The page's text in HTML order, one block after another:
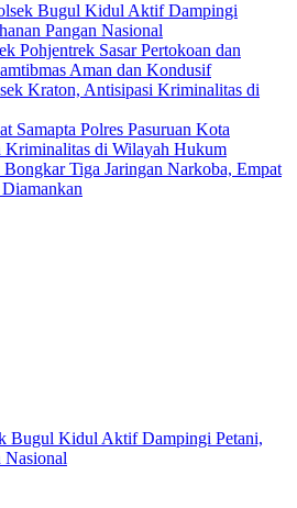
Bugul Kidul Aktif Dampingi
Pangan Nasional
Pohjentrek Sasar Pertokoan dan
Aman dan Kondusif
Kraton, Antisipasi Kriminalitas di
Samapta Polres Pasuruan Kota
Kriminalitas di Wilayah Hukum
Tiga Jaringan Narkoba, Empat
Diamankan